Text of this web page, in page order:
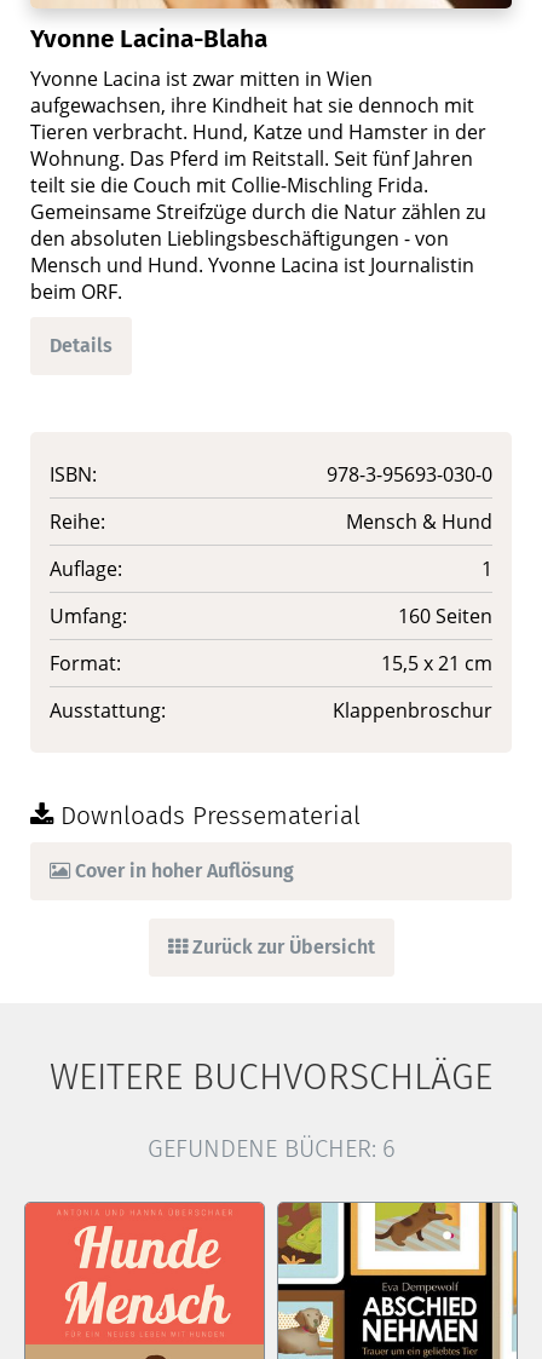
Yvonne Lacina-Blaha
Yvonne Lacina ist zwar mitten in Wien
aufgewachsen, ihre Kindheit hat sie dennoch mit
Tieren verbracht. Hund, Katze und Hamster in der
Wohnung. Das Pferd im Reitstall. Seit fünf Jahren
teilt sie die Couch mit Collie-Mischling Frida.
Gemeinsame Streifzüge durch die Natur zählen zu
den absoluten Lieblingsbeschäftigungen - von
Mensch und Hund. Yvonne Lacina ist Journalistin
beim ORF.
Details
ISBN:
978-3-95693-030-0
Reihe:
Mensch & Hund
Auflage:
1
Umfang:
160 Seiten
Format:
15,5 x 21 cm
Ausstattung:
Klappenbroschur
Downloads Pressematerial
Cover in hoher Auflösung
Zurück zur Übersicht
WEITERE BUCHVORSCHLÄGE
GEFUNDENE BÜCHER: 6